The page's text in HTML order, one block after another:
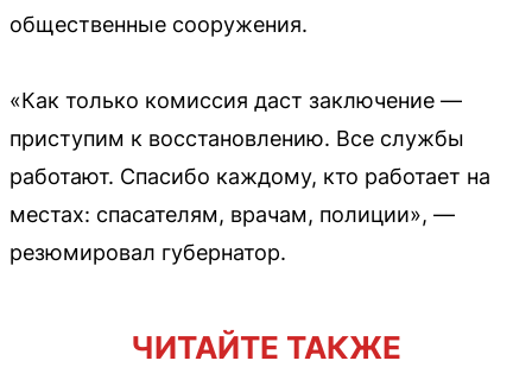
общественные сооружения.
«Как только комиссия даст заключение —
приступим к восстановлению. Все службы
работают. Спасибо каждому, кто работает на
местах: спасателям, врачам, полиции», —
резюмировал губернатор.
ЧИТАЙТЕ ТАКЖЕ